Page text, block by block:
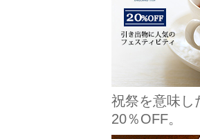
祝祭を意味し
20％OFF。